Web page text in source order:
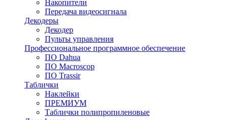
Накопители
Передача видеосигнала
Декодеры
Декодер
Пульты управления
Профессиональное программное обеспечение
ПО Dahua
ПО Macroscop
ПО Trassir
Таблички
Наклейки
ПРЕМИУМ
Таблички полипропиленовые